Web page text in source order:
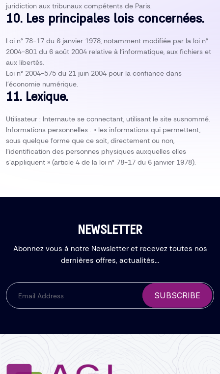
juridiction aux tribunaux compétents de Paris.
10. Les principales lois concernées.
Loi n° 78-17 du 6 janvier 1978, notamment modifiée par la loi n°
2004-801 du 6 août 2004 relative à l’informatique, aux fichiers et
aux libertés.
Loi n° 2004-575 du 21 juin 2004 pour la confiance dans
l’économie numérique.
11. Lexique.
Utilisateur : Internaute se connectant, utilisant le site susnommé.
Informations personnelles : « les informations qui permettent,
sous quelque forme que ce soit, directement ou non,
l’identification des personnes physiques auxquelles elles
s’appliquent » (article 4 de la loi n° 78-17 du 6 janvier 1978).
NEWSLETTER
Abonnez vous à notre Newsletter et recevez toutes nos
dernières offres, actualités...
SUBSCRIBE